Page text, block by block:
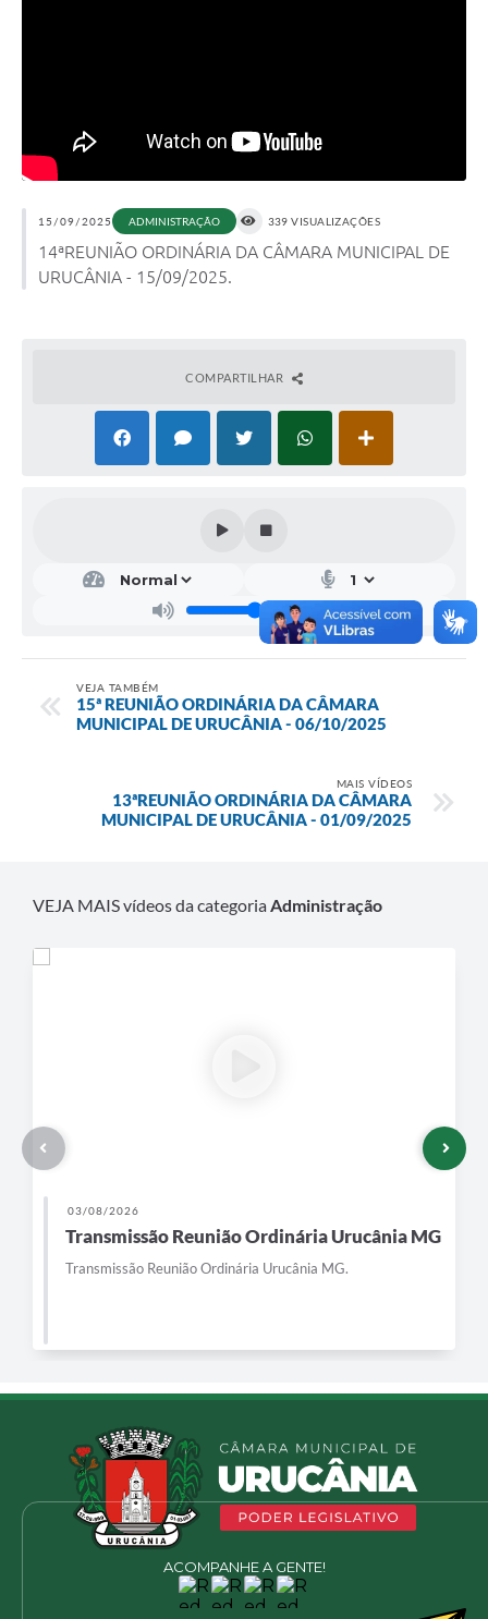
15/09/2025 ADMINISTRAÇÃO 339 VISUALIZAÇÕES
14ªREUNIÃO ORDINÁRIA DA CÂMARA MUNICIPAL DE
URUCÂNIA - 15/09/2025.
COMPARTILHAR
VEJA TAMBÉM
15ª REUNIÃO ORDINÁRIA DA CÂMARA
MUNICIPAL DE URUCÂNIA - 06/10/2025
MAIS VÍDEOS
13ªREUNIÃO ORDINÁRIA DA CÂMARA
MUNICIPAL DE URUCÂNIA - 01/09/2025
VEJA MAIS vídeos da categoria Administração
03/08/2026
Transmissão Reunião Ordinária Urucânia MG
Transmissão Reunião Ordinária Urucânia MG.
ACOMPANHE A GENTE!